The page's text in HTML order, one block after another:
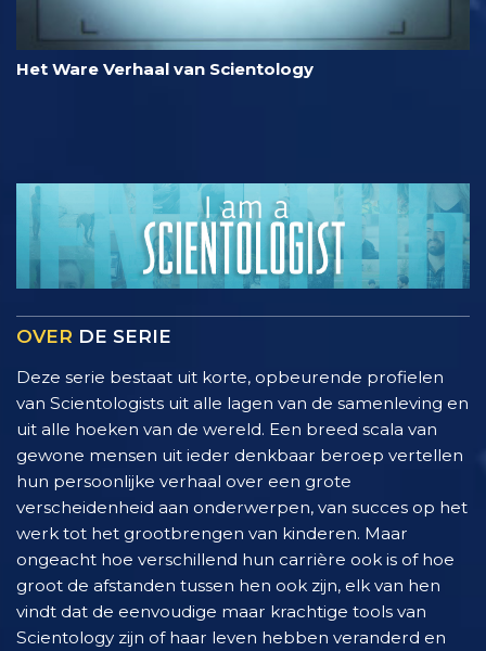
Het Ware Verhaal van Scientology
OVER DE SERIE
Deze serie bestaat uit korte, opbeurende profielen
van Scientologists uit alle lagen van de samenleving en
uit alle hoeken van de wereld. Een breed scala van
gewone mensen uit ieder denkbaar beroep vertellen
hun persoonlijke verhaal over een grote
verscheidenheid aan onderwerpen, van succes op het
werk tot het grootbrengen van kinderen. Maar
ongeacht hoe verschillend hun carrière ook is of hoe
groot de afstanden tussen hen ook zijn, elk van hen
vindt dat de eenvoudige maar krachtige tools van
Scientology zijn of haar leven hebben veranderd en